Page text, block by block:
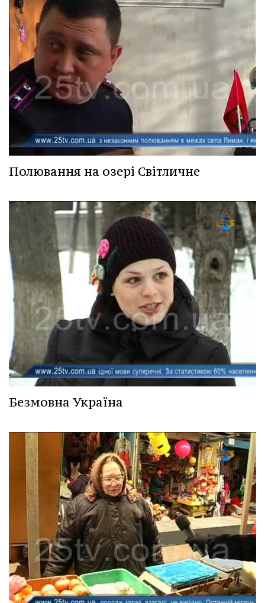
Полювання на озері Світличне
Безмовна Україна